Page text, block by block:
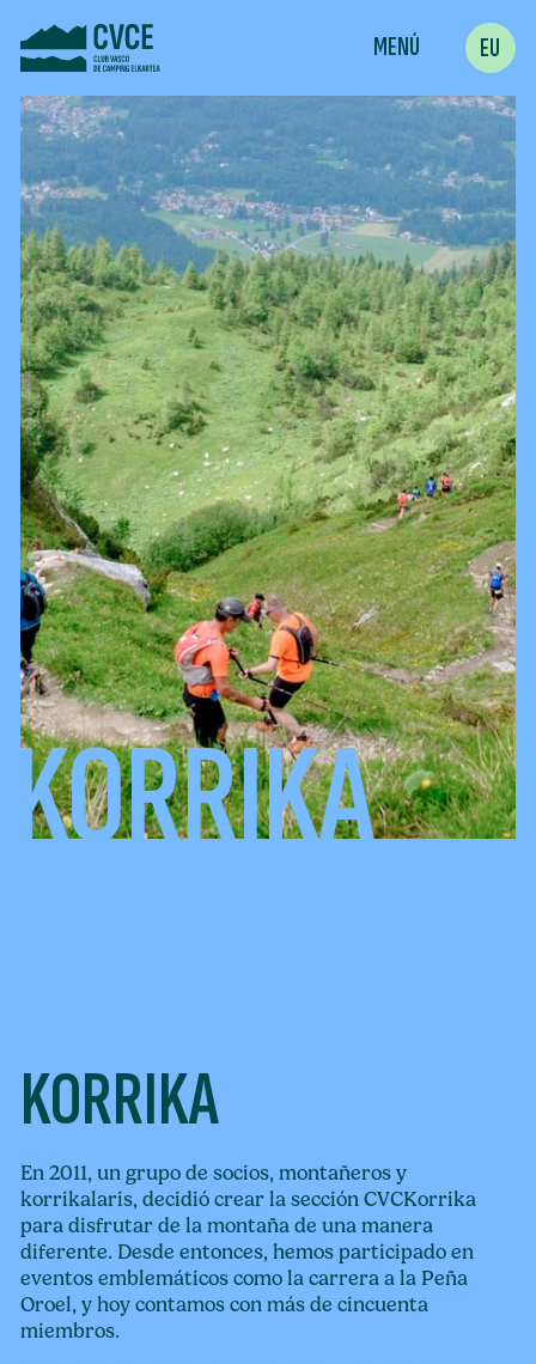
MENÚ EU
KORRIKA
KORRIKA
En 2011, un grupo de socios, montañeros y
korrikalaris, decidió crear la sección CVCKorrika
para disfrutar de la montaña de una manera
diferente. Desde entonces, hemos participado en
eventos emblemáticos como la carrera a la Peña
Oroel, y hoy contamos con más de cincuenta
miembros.